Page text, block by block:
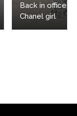
Back in office:
Chanel girl